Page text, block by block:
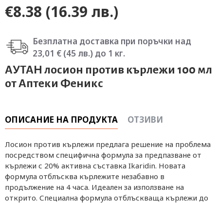
€8.38 (16.39 лв.)
Безплатна доставка при поръчки над
23,01 € (45 лв.) до 1 кг.
АУТАН лосион против кърлежи 100 мл
от Аптеки Феникс
ОПИСАНИЕ НА ПРОДУКТА ОТЗИВИ
Лосион против кърлежи предлага решение на проблема
посредством специфична формула за предпазване от
кърлежи с 20% активна съставка Ikaridin. Новата
формула отблъсква кърлежите незабавно в
продължение на 4 часа. Идеален за използване на
открито. Специална формула отблъскваща кърлежи до